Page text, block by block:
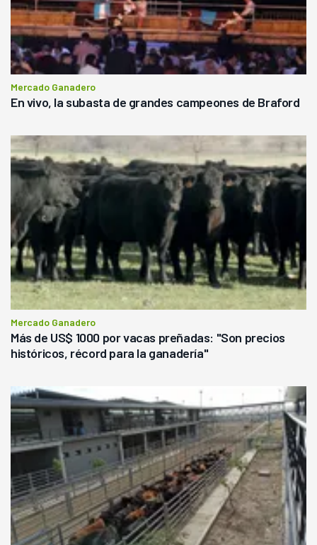
Mercado Ganadero
En vivo, la subasta de grandes campeones de Braford
Mercado Ganadero
Más de US$ 1000 por vacas preñadas: "Son precios
históricos, récord para la ganadería"